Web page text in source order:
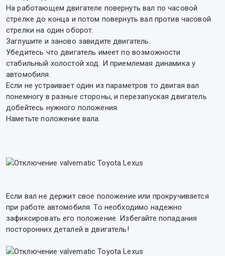
На работающем двигателе повернуть вал по часовой
стрелке до конца и потом повернуть вал против часовой
стрелки на один оборот.
Заглушите и заново завидите двигатель.
Убедитесь что двигатель имеет по возможности
стабильный холостой ход. И приемлемая динамика у
автомобиля.
Если не устраивает один из параметров то двигая вал
понемногу в разные стороны, и перезапуская двигатель
добейтесь нужного положения.
Наметьте положение вала.
Если вал не держит свое положение или прокручивается
при работе автомобиля. То необходимо надежно
зафиксировать его положение. Избегайте попадания
посторонних деталей в двигатель!